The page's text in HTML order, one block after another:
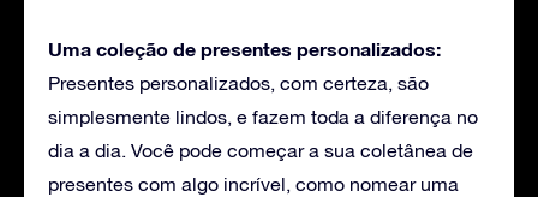
Uma coleção de presentes personalizados:
Presentes personalizados, com certeza, são
simplesmente lindos, e fazem toda a diferença no
dia a dia. Você pode começar a sua coletânea de
presentes com algo incrível, como nomear uma